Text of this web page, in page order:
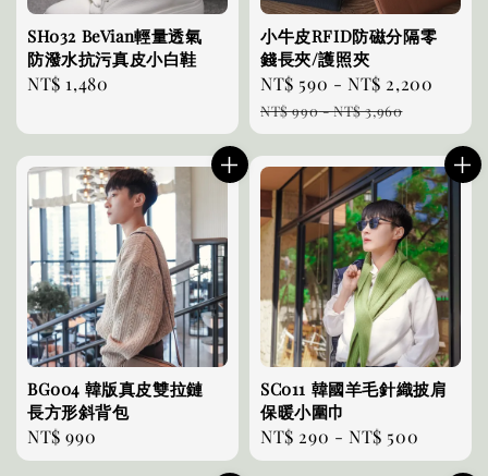
SH032 BeVian輕量透氣
防潑水抗污真皮小白鞋
Regular
NT$ 1,480
小牛皮RFID防磁分隔零
錢長夾/護照夾
Sale
price
NT$ 590 -NT$ 2,200
NT$ 990-NT$ 3,960
BG004 韓版真皮雙拉鏈
長方形斜背包
Regular
price
NT$ 990
SC011 韓國羊毛針織披肩
保暖小圍巾
Regular
price
NT$ 290 -NT$ 500